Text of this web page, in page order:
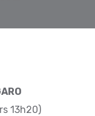
13h20)